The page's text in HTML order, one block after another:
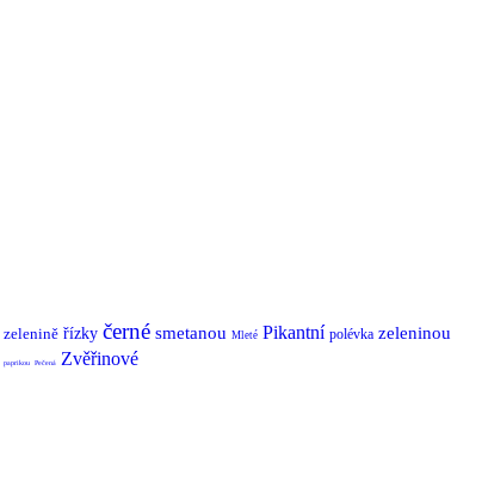
zelenině řízky černé smetanou Mleté Pikantní polévka zeleninou
paprikou Pečená Zvěřinové